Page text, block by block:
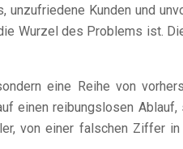
Kunden und
Wurzel des Problems ist.
eine Reihe von
einen reibungslosen
von einer falschen Ziffer